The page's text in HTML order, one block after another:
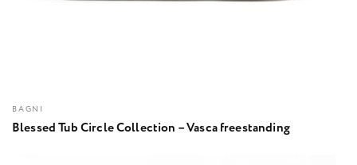
BAGNI
Blessed Tub Circle Collection – Vasca freestanding